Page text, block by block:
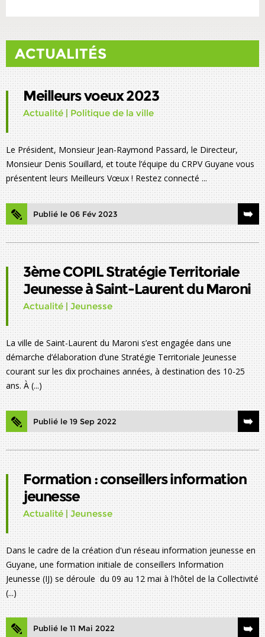
ACTUALITÉS
Meilleurs voeux 2023
Actualité | Politique de la ville
Le Président, Monsieur Jean-Raymond Passard, le Directeur,
Monsieur Denis Souillard, et toute l’équipe du CRPV Guyane vous
présentent leurs Meilleurs Vœux ! Restez connecté ...
Publié le 06 Fév 2023
3ème COPIL Stratégie Territoriale
Jeunesse à Saint-Laurent du Maroni
Actualité | Jeunesse
La ville de Saint-Laurent du Maroni s’est engagée dans une
démarche d’élaboration d’une Stratégie Territoriale Jeunesse
courant sur les dix prochaines années, à destination des 10-25
ans. À (...)
Publié le 19 Sep 2022
Formation : conseillers information
jeunesse
Actualité | Jeunesse
Dans le cadre de la création d'un réseau information jeunesse en
Guyane, une formation initiale de conseillers Information
Jeunesse (IJ) se déroule du 09 au 12 mai à l'hôtel de la Collectivité
(...)
Publié le 11 Mai 2022